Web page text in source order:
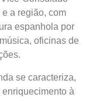
a região, com
espanhola por
oficinas de
se caracteriza,
à